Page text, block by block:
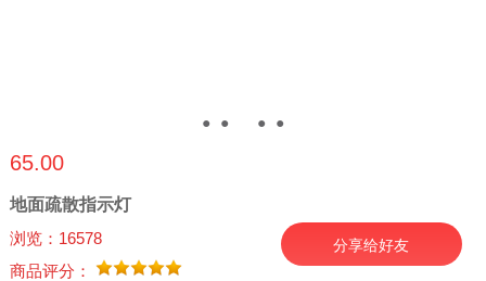
● ● ● ●
65.00
地面疏散指示灯
浏览：16578
商品评分：
分享给好友